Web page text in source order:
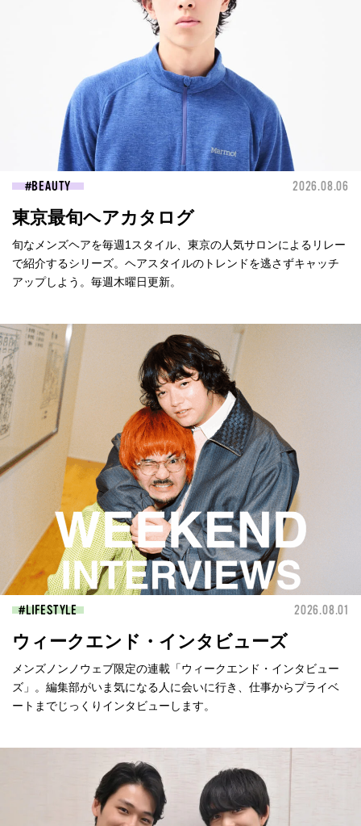
BEAUTY 2026.08.06
東京最旬ヘアカタログ
旬なメンズヘアを毎週1スタイル、東京の人気サロンによるリレー
で紹介するシリーズ。ヘアスタイルのトレンドを逃さずキャッチ
アップしよう。毎週木曜日更新。
LIFESTYLE 2026.08.01
ウィークエンド・インタビューズ
メンズノンノウェブ限定の連載「ウィークエンド・インタビュー
ズ」。編集部がいま気になる人に会いに行き、仕事からプライベ
ートまでじっくりインタビューします。